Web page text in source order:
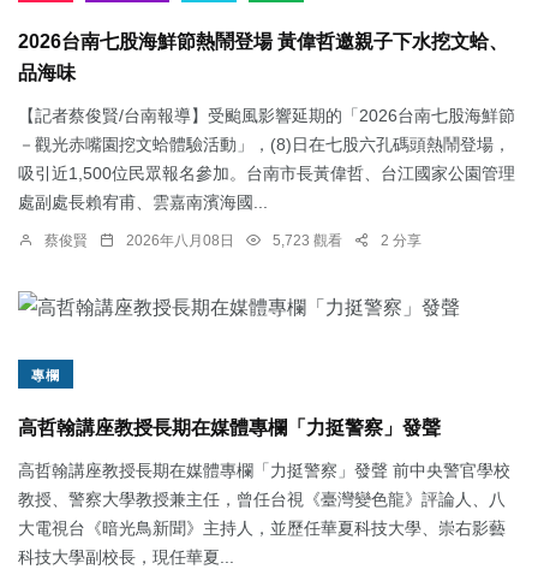
2026台南七股海鮮節熱鬧登場 黃偉哲邀親子下水挖文蛤、
品海味
【記者蔡俊賢/台南報導】受颱風影響延期的「2026台南七股海鮮節
－觀光赤嘴園挖文蛤體驗活動」，(8)日在七股六孔碼頭熱鬧登場，
吸引近1,500位民眾報名參加。台南市長黃偉哲、台江國家公園管理
處副處長賴宥甫、雲嘉南濱海國...
蔡俊賢 2026年八月08日 5,723 觀看 2 分享
專欄
高哲翰講座教授長期在媒體專欄「力挺警察」發聲
高哲翰講座教授長期在媒體專欄「力挺警察」發聲 前中央警官學校
教授、警察大學教授兼主任，曾任台視《臺灣變色龍》評論人、八
大電視台《暗光鳥新聞》主持人，並歷任華夏科技大學、崇右影藝
科技大學副校長，現任華夏...